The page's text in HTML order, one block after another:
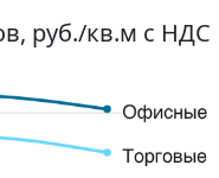
руб./кв.м с НДС